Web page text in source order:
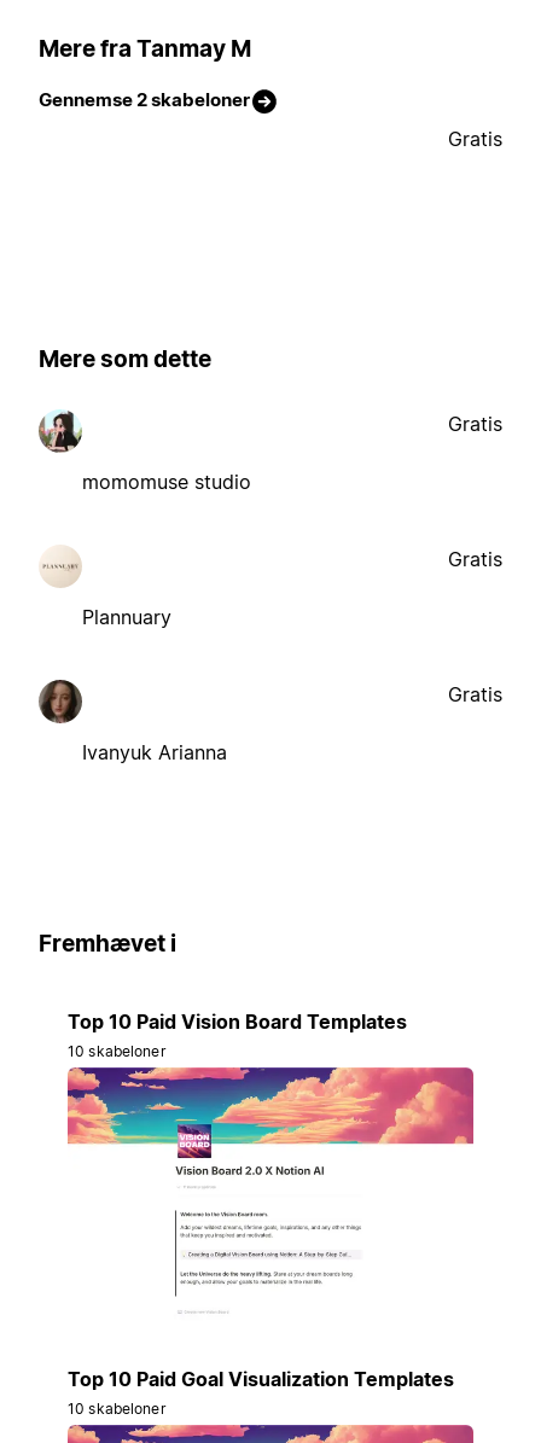
Mere fra Tanmay M
Gennemse 2 skabeloner
Gratis
Mere som dette
momomuse studio
Gratis
Plannuary
Gratis
Ivanyuk Arianna
Gratis
Fremhævet i
Top 10 Paid Vision Board Templates
10 skabeloner
Top 10 Paid Goal Visualization Templates
10 skabeloner